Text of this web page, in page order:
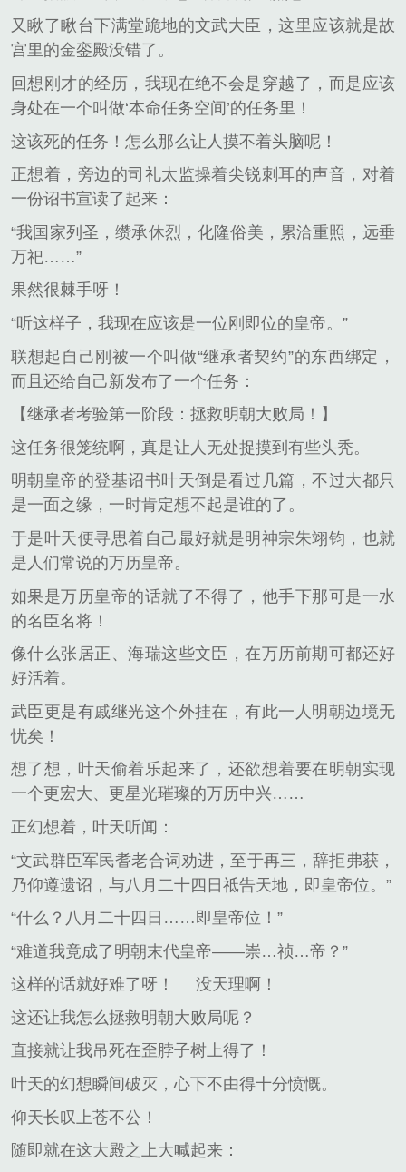
又瞅了瞅台下满堂跪地的文武大臣，这里应该就是故
宫里的金銮殿没错了。
回想刚才的经历，我现在绝不会是穿越了，而是应该
身处在一个叫做‘本命任务空间’的任务里！
这该死的任务！怎么那么让人摸不着头脑呢！
正想着，旁边的司礼太监操着尖锐刺耳的声音，对着
一份诏书宣读了起来：
“我国家列圣，缵承休烈，化隆俗美，累洽重照，远垂
万祀……”
果然很棘手呀！
“听这样子，我现在应该是一位刚即位的皇帝。”
联想起自己刚被一个叫做“继承者契约”的东西绑定，
而且还给自己新发布了一个任务：
【继承者考验第一阶段：拯救明朝大败局！】
这任务很笼统啊，真是让人无处捉摸到有些头秃。
明朝皇帝的登基诏书叶天倒是看过几篇，不过大都只
是一面之缘，一时肯定想不起是谁的了。
于是叶天便寻思着自己最好就是明神宗朱翊钧，也就
是人们常说的万历皇帝。
如果是万历皇帝的话就了不得了，他手下那可是一水
的名臣名将！
像什么张居正、海瑞这些文臣，在万历前期可都还好
好活着。
武臣更是有戚继光这个外挂在，有此一人明朝边境无
忧矣！
想了想，叶天偷着乐起来了，还欲想着要在明朝实现
一个更宏大、更星光璀璨的万历中兴……
正幻想着，叶天听闻：
“文武群臣军民耆老合词劝进，至于再三，辞拒弗获，
乃仰遵遗诏，与八月二十四日祗告天地，即皇帝位。”
“什么？八月二十四日……即皇帝位！”
“难道我竟成了明朝末代皇帝——崇…祯…帝？”
这样的话就好难了呀！
没天理啊！
这还让我怎么拯救明朝大败局呢？
直接就让我吊死在歪脖子树上得了！
叶天的幻想瞬间破灭，心下不由得十分愤慨。
仰天长叹上苍不公！
随即就在这大殿之上大喊起来：